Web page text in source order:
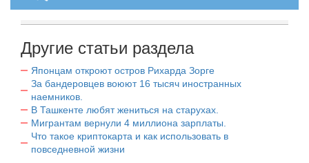
Другие статьи раздела
Японцам откроют остров Рихарда Зорге
За бандеровцев воюют 16 тысяч иностранных
наемников.
В Ташкенте любят жениться на старухах.
Мигрантам вернули 4 миллиона зарплаты.
Что такое криптокарта и как использовать в
повседневной жизни